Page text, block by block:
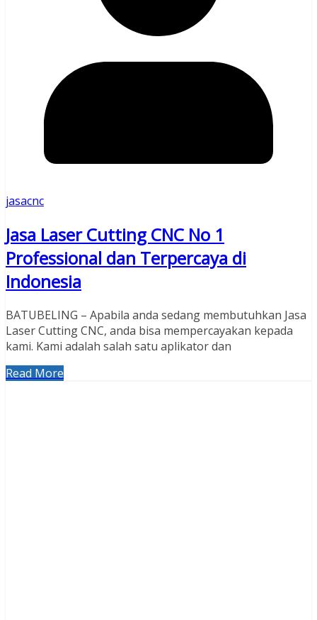
jasacnc
Jasa Laser Cutting CNC No 1
Professional dan Terpercaya di
Indonesia
BATUBELING – Apabila anda sedang membutuhkan Jasa
Laser Cutting CNC, anda bisa mempercayakan kepada
kami. Kami adalah salah satu aplikator dan
Read More